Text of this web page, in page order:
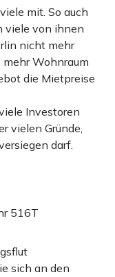
mit. So auch
viele von ihnen
nicht mehr
Wohnraum
die Mietpreise
Investoren
vielen Gründe,
darf.
516T
sich an den